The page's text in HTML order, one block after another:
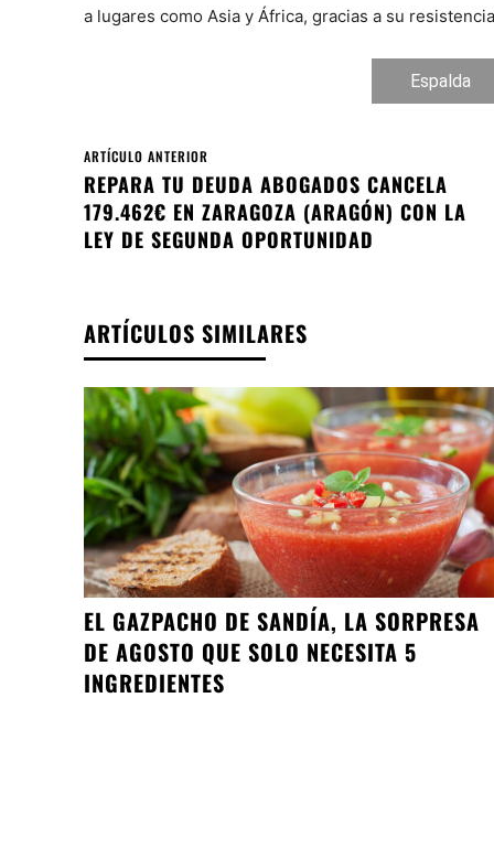
a lugares como Asia y África, gracias a su
Espalda
ARTÍCULO ANTERIOR
REPARA TU DEUDA ABOGADOS CANCELA
179.462€ EN ZARAGOZA (ARAGÓN) CON LA
LEY DE SEGUNDA OPORTUNIDAD
ARTÍCULOS SIMILARES
EL GAZPACHO DE SANDÍA, LA SORPRESA
DE AGOSTO QUE SOLO NECESITA 5
INGREDIENTES